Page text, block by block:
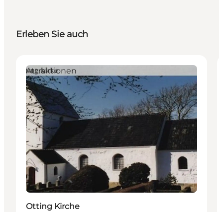
Erleben Sie auch
Attraktionen
Otting Kirche